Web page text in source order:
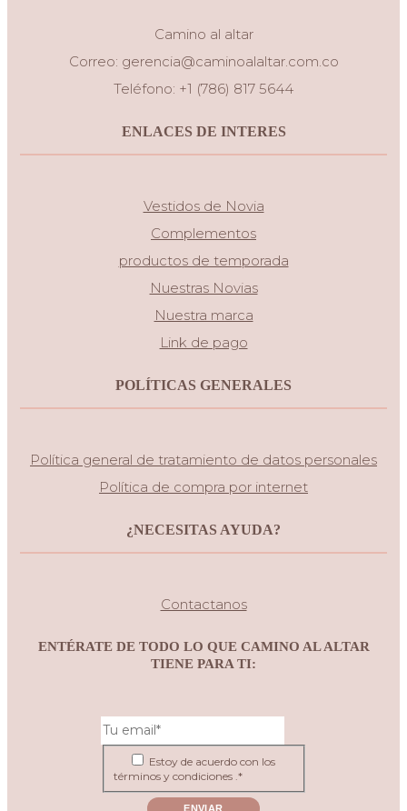
Camino al altar
Correo: gerencia@caminoalaltar.com.co
Teléfono: +1 (786) 817 5644
ENLACES DE INTERES
Vestidos de Novia
Complementos
productos de temporada
Nuestras Novias
Nuestra marca
Link de pago
POLÍTICAS GENERALES
Política general de tratamiento de datos personales
Política de compra por internet
¿NECESITAS AYUDA?
Contactanos
ENTÉRATE DE TODO LO QUE CAMINO AL ALTAR
TIENE PARA TI:
Estoy de acuerdo con los
términos y condiciones .*
ENVIAR